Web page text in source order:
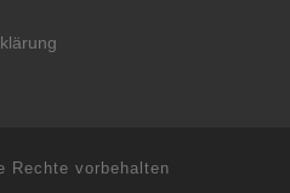
Rechte vorbehalten